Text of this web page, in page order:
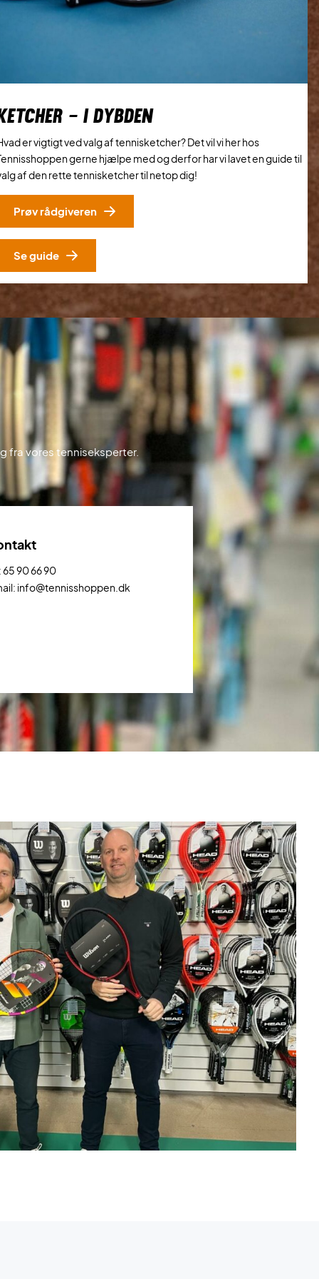
– I DYBDEN
er vigtigt ved valg af tennisketcher? Det vil vi her hos
gerne hjælpe med og derfor har vi lavet en guide til
af den rette tennisketcher til netop dig!
Prøv rådgiveren
Se guide
fra vores tenniseksperter.
65 90 66 90
info@tennisshoppen.dk